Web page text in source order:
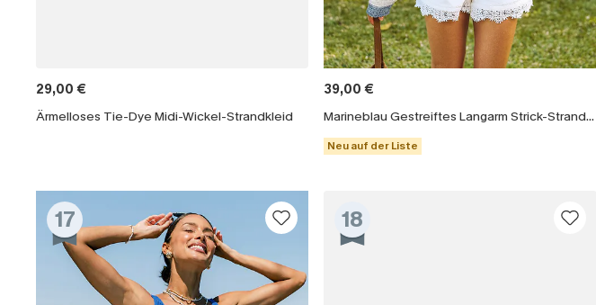
29,00 €
Ärmelloses Tie-Dye Midi-Wickel-Strandkleid
39,00 €
Marineblau Gestreiftes Langarm Strick-Strand-Top
Neu auf der Liste
17 18